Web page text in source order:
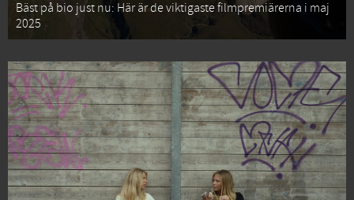
Bäst på bio just nu: Här är de viktigaste filmpremiärerna i maj
2025